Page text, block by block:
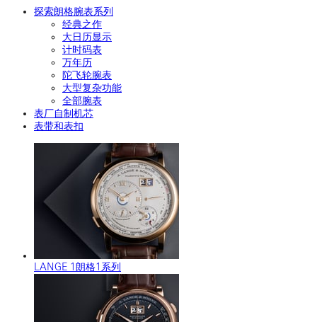
探索朗格腕表系列
经典之作
大日历显示
计时码表
万年历
陀飞轮腕表
大型复杂功能
全部腕表
表厂自制机芯
表带和表扣
LANGE 1朗格1系列